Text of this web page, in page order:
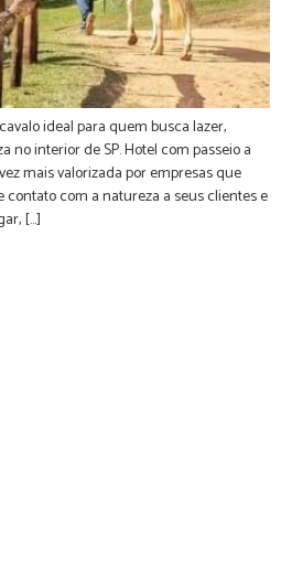
ideal para quem busca lazer,
interior de SP. Hotel com passeio a
mais valorizada por empresas que
com a natureza a seus clientes e
[…]